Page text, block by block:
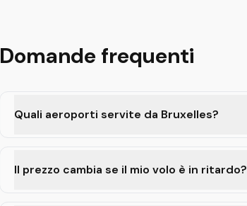
Domande frequenti
Quali aeroporti servite da Bruxelles?
Il prezzo cambia se il mio volo è in ritardo?